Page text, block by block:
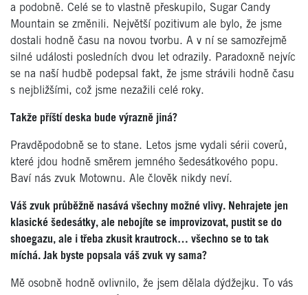
a podobně. Celé se to vlastně přeskupilo, Sugar Candy
Mountain se změnili. Největší pozitivum ale bylo, že jsme
dostali hodně času na novou tvorbu. A v ní se samozřejmě
silné události posledních dvou let odrazily. Paradoxně nejvíc
se na naší hudbě podepsal fakt, že jsme strávili hodně času
s nejbližšími, což jsme nezažili celé roky.
Takže příští deska bude výrazně jiná?
Pravděpodobně se to stane. Letos jsme vydali sérii coverů,
které jdou hodně směrem jemného šedesátkového popu.
Baví nás zvuk Motownu. Ale člověk nikdy neví.
Váš zvuk průběžně nasává všechny možné vlivy. Nehrajete jen
klasické šedesátky, ale nebojíte se improvizovat, pustit se do
shoegazu, ale i třeba zkusit krautrock… všechno se to tak
míchá. Jak byste popsala váš zvuk vy sama?
Mě osobně hodně ovlivnilo, že jsem dělala dýdžejku. To vás